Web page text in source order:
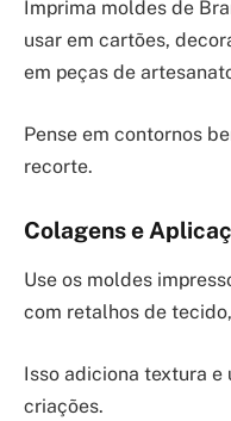
Imprima moldes de
usar em cartões,
em peças de
Pense em contornos
recorte.
Colagens e
Use os moldes
com retalhos de
Isso adiciona textura e
criações.